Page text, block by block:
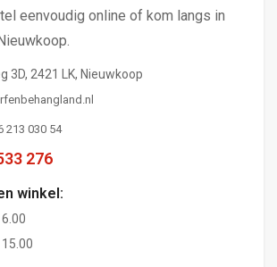
eenvoudig online of kom langs in
3D, 2421 LK, Nieuwkoop
213 030 54
276
winkel: